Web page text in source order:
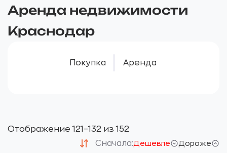
Аренда недвижимости
Краснодар
Покупка Аренда
Отображение 121–132 из 152
Сначала:Дешевле Дороже